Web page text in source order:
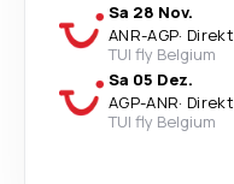
Sa 28 Nov.
ANR-AGP· Direkt
TUI fly Belgium
Sa 05 Dez.
AGP-ANR· Direkt
TUI fly Belgium